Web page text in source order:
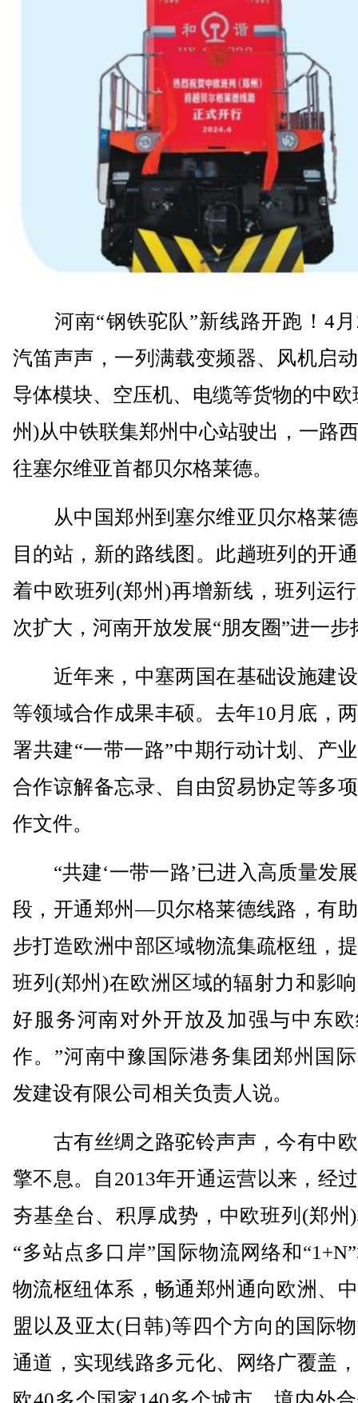
河南“钢铁驼队”新线路开跑！4月
汽笛声声，一列满载变频器、风机启
导体模块、空压机、电缆等货物的中欧
州)从中铁联集郑州中心站驶出，一路
往塞尔维亚首都贝尔格莱德。
从中国郑州到塞尔维亚贝尔格莱
目的站，新的路线图。此趟班列的开
着中欧班列(郑州)再增新线，班列运
次扩大，河南开放发展“朋友圈”进一步
近年来，中塞两国在基础设施建
等领域合作成果丰硕。去年10月底，
署共建“一带一路”中期行动计划、产
合作谅解备忘录、自由贸易协定等多
作文件。
“共建‘一带一路’已进入高质量发
段，开通郑州—贝尔格莱德线路，有
步打造欧洲中部区域物流集疏枢纽，
班列(郑州)在欧洲区域的辐射力和影
好服务河南对外开放及加强与中东
作。”河南中豫国际港务集团郑州国
发建设有限公司相关负责人说。
古有丝绸之路驼铃声声，今有中
擎不息。自2013年开通运营以来，经
夯基垒台、积厚成势，中欧班列(郑州
“多站点多口岸”国际物流网络和
物流枢纽体系，畅通郑州通向欧洲、
盟以及亚太(日韩)等四个方向的国际
通道，实现线路多元化、网络广覆盖